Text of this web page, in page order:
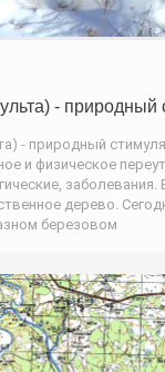
- природный
- природный
и физическое
заболевания.
дерево.
березовом